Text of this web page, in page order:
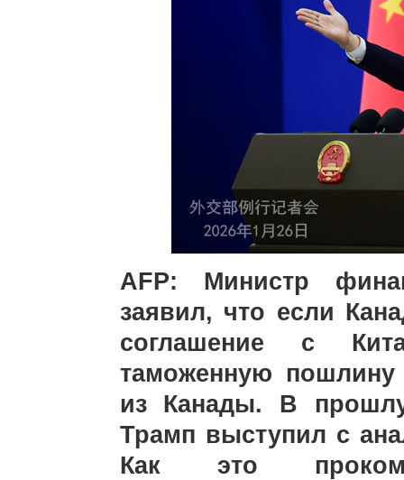
AFP: Министр
заявил, что если
соглашение с
таможенную
из Канады. В
Трамп выступил с
Как это